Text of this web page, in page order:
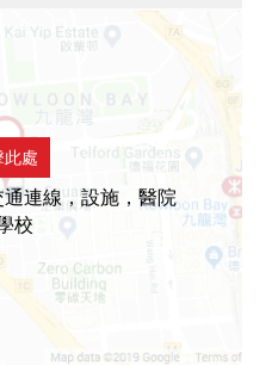
此處
連線，設施，醫院
校